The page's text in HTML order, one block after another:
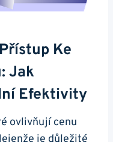
Ke
Jak
Efektivity
ovlivňují cenu
je důležité